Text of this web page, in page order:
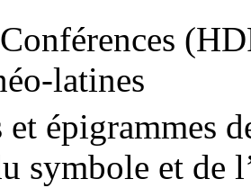
latines
et épigrammes
symbole et de